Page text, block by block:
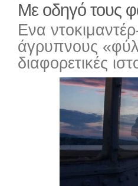
Με οδηγό τους
Ενα
άγρυπνους
διαφορετικές